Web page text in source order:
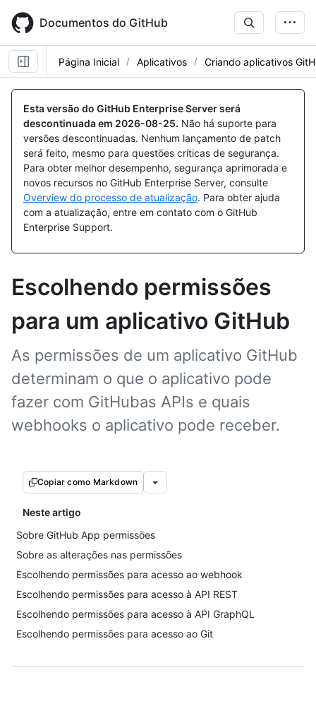
main
content
Documentos do GitHub
Página Inicial Aplicativos Criando aplicativos
Esta versão do GitHub Enterprise Server será
descontinuada em 2026-08-25. Não há suporte para
versões descontinuadas. Nenhum lançamento de patch
será feito, mesmo para questões críticas de segurança.
Para obter melhor desempenho, segurança aprimorada e
novos recursos no GitHub Enterprise Server, consulte
Overview do processo de atualização. Para obter ajuda
com a atualização, entre em contato com o GitHub
Enterprise Support.
Escolhendo permissões
para um aplicativo GitHub
As permissões de um aplicativo GitHub
determinam o que o aplicativo pode
fazer com GitHubas APIs e quais
webhooks o aplicativo pode receber.
Copiar como Markdown
Neste artigo
Sobre GitHub App permissões
Sobre as alterações nas permissões
Escolhendo permissões para acesso ao webhook
Escolhendo permissões para acesso à API REST
Escolhendo permissões para acesso à API GraphQL
Escolhendo permissões para acesso ao Git